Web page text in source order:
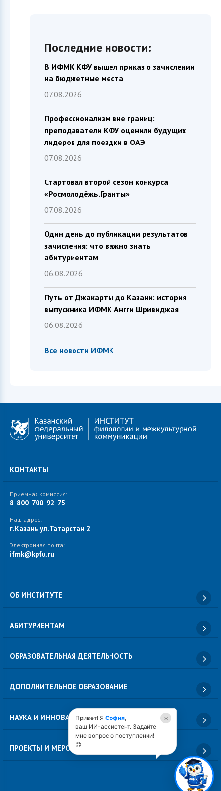
Последние новости:
В ИФМК КФУ вышел приказ о зачислении
на бюджетные места
07.08.2026
Профессионализм вне границ:
преподаватели КФУ оценили будущих
лидеров для поездки в ОАЭ
07.08.2026
Стартовал второй сезон конкурса
«Росмолодёжь.Гранты»
07.08.2026
Один день до публикации результатов
зачисления: что важно знать
абитуриентам
06.08.2026
Путь от Джакарты до Казани: история
выпускника ИФМК Ангги Шривиджая
06.08.2026
Все новости ИФМК
КОНТАКТЫ
Приемная комиссия:
8-800-700-92-75
Наш адрес:
г.Казань ул.Татарстан 2
Электронная почта:
ifmk@kpfu.ru
ОБ ИНСТИТУТЕ
АБИТУРИЕНТАМ
ОБРАЗОВАТЕЛЬНАЯ ДЕЯТЕЛЬНОСТЬ
ДОПОЛНИТЕЛЬНОЕ ОБРАЗОВАНИЕ
НАУКА И ИННОВАЦИИ
ПРОЕКТЫ И МЕРОПРИЯТИЯ
×
Привет! Я София,
ваш ИИ-ассистент. Задайте
мне вопрос о поступлении!
😊